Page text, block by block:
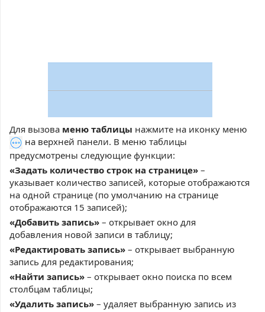
Для вызова меню таблицы нажмите на иконку меню
на верхней панели. В меню таблицы
предусмотрены следующие функции:
«Задать количество строк на странице» –
указывает количество записей, которые отображаются
на одной странице (по умолчанию на странице
отображаются 15 записей);
«Добавить запись» – открывает окно для
добавления новой записи в таблицу;
«Редактировать запись» – открывает выбранную
запись для редактирования;
«Найти запись» – открывает окно поиска по всем
столбцам таблицы;
«Удалить запись» – удаляет выбранную запись из